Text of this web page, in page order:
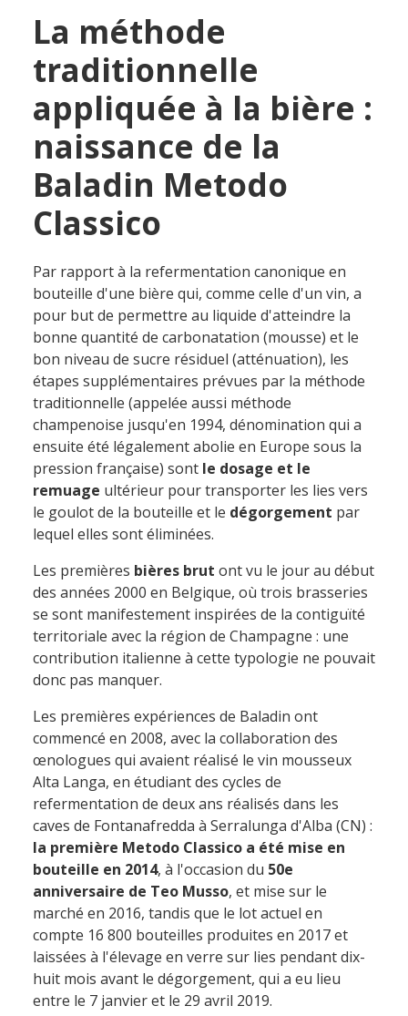
La méthode
traditionnelle
appliquée à la bière :
naissance de la
Baladin Metodo
Classico
Par rapport à la refermentation canonique en
bouteille d'une bière qui, comme celle d'un vin, a
pour but de permettre au liquide d'atteindre la
bonne quantité de carbonatation (mousse) et le
bon niveau de sucre résiduel (atténuation), les
étapes supplémentaires prévues par la méthode
traditionnelle (appelée aussi méthode
champenoise jusqu'en 1994, dénomination qui a
ensuite été légalement abolie en Europe sous la
pression française) sont le dosage et le
remuage ultérieur pour transporter les lies vers
le goulot de la bouteille et le dégorgement par
lequel elles sont éliminées.
Les premières bières brut ont vu le jour au début
des années 2000 en Belgique, où trois brasseries
se sont manifestement inspirées de la contiguïté
territoriale avec la région de Champagne : une
contribution italienne à cette typologie ne pouvait
donc pas manquer.
Les premières expériences de Baladin ont
commencé en 2008, avec la collaboration des
œnologues qui avaient réalisé le vin mousseux
Alta Langa, en étudiant des cycles de
refermentation de deux ans réalisés dans les
caves de Fontanafredda à Serralunga d'Alba (CN) :
la première Metodo Classico a été mise en
bouteille en 2014, à l'occasion du 50e
anniversaire de Teo Musso, et mise sur le
marché en 2016, tandis que le lot actuel en
compte 16 800 bouteilles produites en 2017 et
laissées à l'élevage en verre sur lies pendant dix-
huit mois avant le dégorgement, qui a eu lieu
entre le 7 janvier et le 29 avril 2019.